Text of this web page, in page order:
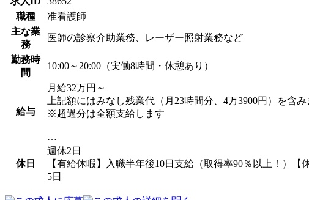
職種
准看護師
主な業
務
医師の診察介助業務、レーザー照射業務など
勤務時
間
10:00～20:00（実働8時間・休憩あり）
給与
月給32万円～
上記額にはみなし残業代（月23時間分、4万3900円）を含み
※超過分は全額支給します
…
休日
週休2日
【有給休暇】入職半年後10日支給（取得率90％以上！）
5日